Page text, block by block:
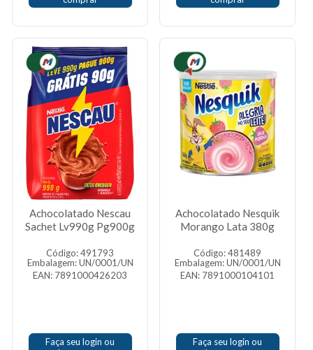
Achocolatado Nescau
Sachet Lv990g Pg900g
Código: 491793
Embalagem: UN/0001/UN
EAN: 7891000426203
Faça seu login ou
Achocolatado Nesquik
Morango Lata 380g
Código: 481489
Embalagem: UN/0001/UN
EAN: 7891000104101
Faça seu login ou